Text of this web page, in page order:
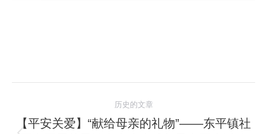
章
历史的文章
【平安关爱】“献给母亲的礼物”——东平镇社